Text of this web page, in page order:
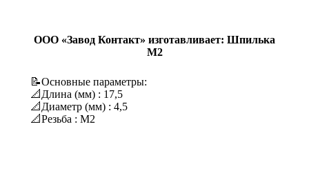
ООО «Завод Контакт» изготавливает: Шпилька
М2
📝Основные параметры:
📐Длина (мм) : 17,5
📐Диаметр (мм) : 4,5
📐Резьба : М2